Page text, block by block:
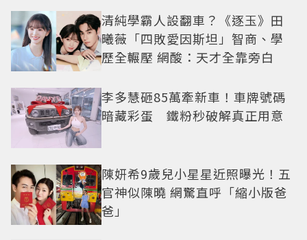
清純學霸人設翻車？《逐玉》田
曦薇「四敗愛因斯坦」智商、學
歷全輾壓 網酸：天才全靠旁白
李多慧砸85萬牽新車！車牌號碼
暗藏彩蛋 鐵粉秒破解真正用意
陳妍希9歲兒小星星近照曝光！五
官神似陳曉 網驚直呼「縮小版爸
爸」